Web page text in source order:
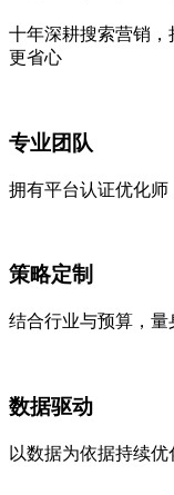
十年深耕搜索营销
更省心
专业团队
拥有平台认证优化
策略定制
结合行业与预算，
数据驱动
以数据为依据持续